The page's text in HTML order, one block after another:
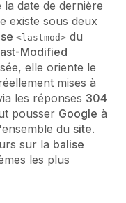
la date de dernière
existe sous deux
<lastmod> du
Modified
elle oriente le
mises à
les réponses 304
pousser Google à
du site.
sur la balise
les plus